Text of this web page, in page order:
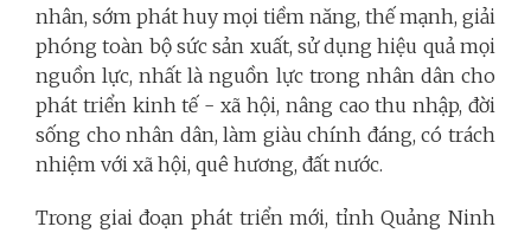
nhân, sớm phát huy mọi tiềm năng, thế mạnh, giải
phóng toàn bộ sức sản xuất, sử dụng hiệu quả mọi
nguồn lực, nhất là nguồn lực trong nhân dân cho
phát triển kinh tế - xã hội, nâng cao thu nhập, đời
sống cho nhân dân, làm giàu chính đáng, có trách
nhiệm với xã hội, quê hương, đất nước.
Trong giai đoạn phát triển mới, tỉnh Quảng Ninh